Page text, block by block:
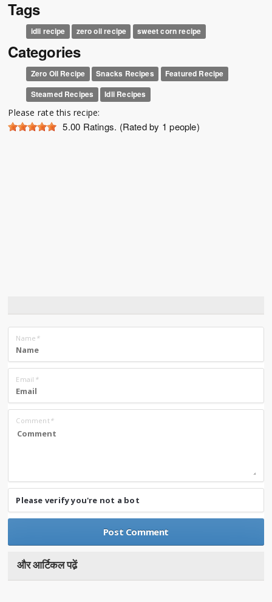
Tags
idli recipe zero oil recipe sweet corn recipe
Categories
Zero Oil Recipe Snacks Recipes
Featured Recipe
Steamed Recipes
Idli Recipes
Please rate this recipe:
5.00 Ratings. (Rated by 1 people)
Name *
Email *
Comment*
Please verify you're not a bot
और आर्टिकल पढे़ं